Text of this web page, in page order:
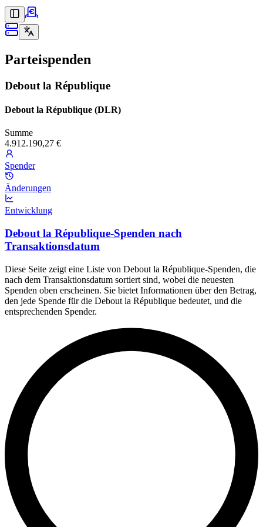
Parteispenden
Debout la République
Debout la République (DLR)
Summe
4.912.190,27 €
Spender
Änderungen
Entwicklung
Debout la République-Spenden nach
Transaktionsdatum
Diese Seite zeigt eine Liste von Debout la République-Spenden, die
nach dem Transaktionsdatum sortiert sind, wobei die neuesten
Spenden oben erscheinen. Sie bietet Informationen über den Betrag,
den jede Spende für die Debout la République bedeutet, und die
entsprechenden Spender.